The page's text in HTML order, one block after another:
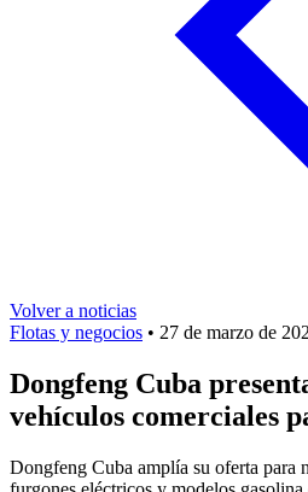
Volver a noticias
Flotas y negocios • 27 de marzo de
Dongfeng Cuba
vehículos comerciales
Dongfeng Cuba amplía su oferta para